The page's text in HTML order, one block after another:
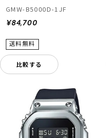
GMW-B5000D-1JF
¥84,700
比較する